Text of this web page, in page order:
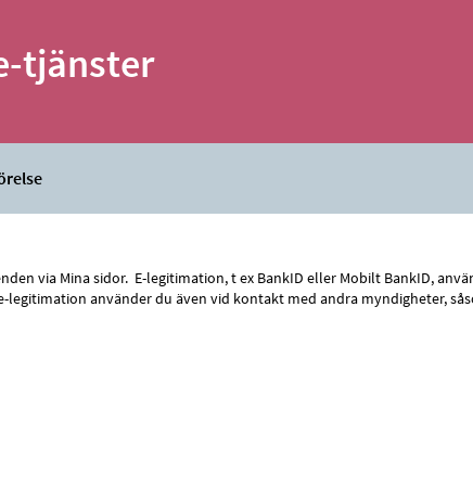
tjänster
via Mina sidor. E-legitimation, t ex BankID eller Mobilt BankID,
använder du även vid kontakt med andra myndigheter,